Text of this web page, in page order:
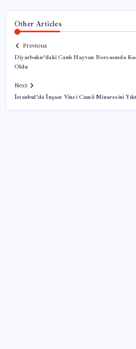
Other Articles
Previous
Diyarbakır’daki Canlı Hayvan Borsasında
Oldu
Next
İstanbul’da İnşaat Vinci Camii Minaresini